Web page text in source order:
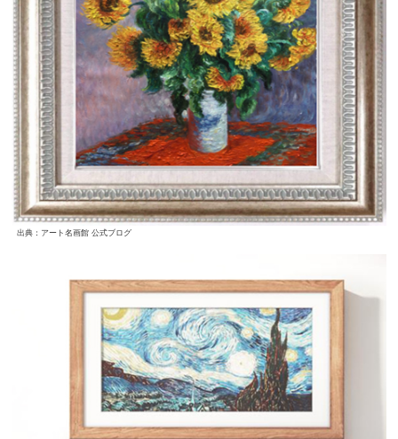
出典：アート名画館 公式ブログ